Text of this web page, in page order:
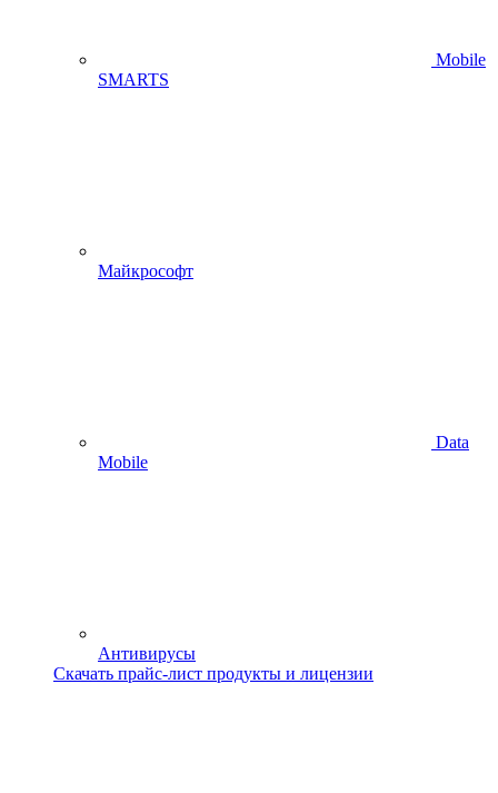
Mobile
SMARTS
Майкрософт
Data
Mobile
Антивирусы
Скачать прайс-лист продукты и лицензии